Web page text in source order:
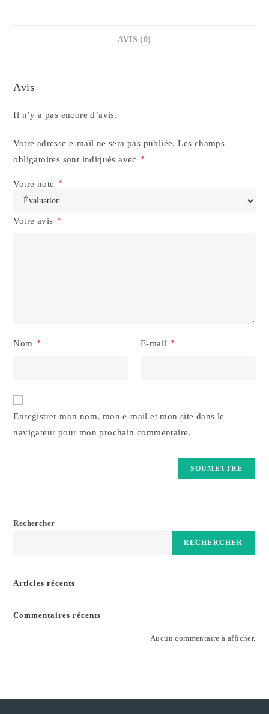
AVIS (0)
Avis
Il n’y a pas encore d’avis.
Votre adresse e-mail ne sera pas publiée. Les champs
obligatoires sont indiqués avec
*
Votre note *
Votre avis *
Nom * E-mail *
Enregistrer mon nom, mon e-mail et mon site dans le
navigateur pour mon prochain commentaire.
Rechercher
RECHERCHER
Articles récents
Commentaires récents
Aucun commentaire à afficher.